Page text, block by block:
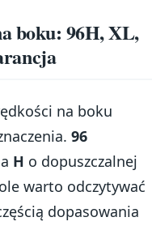
boku: 96H, XL,
na boku
96
H o dopuszczalnej
warto odczytywać
dopasowania